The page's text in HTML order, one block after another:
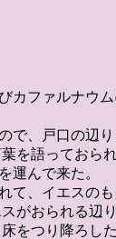
カファルナウ
で、戸口の辺
を語っておられ
運んで来た。
て、イエスの
がおられる辺
をつり降ろした